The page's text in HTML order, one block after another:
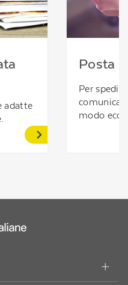
adatte
Posta
Per
modo